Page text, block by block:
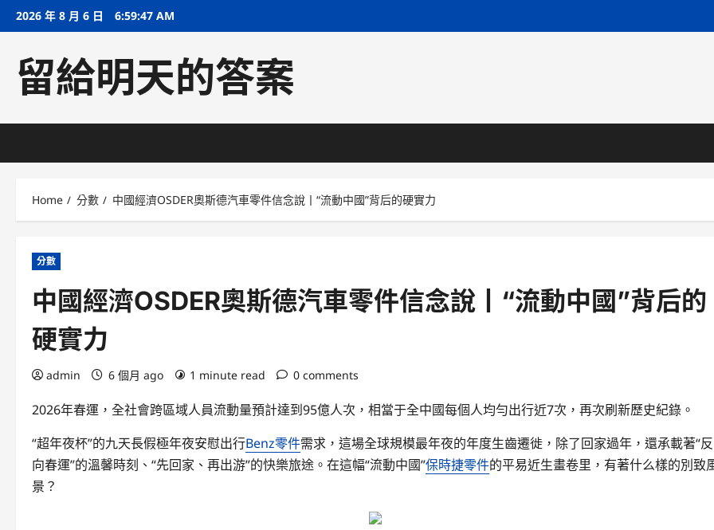
Skip2026 年 8 月 6 日 6:59:48 AM
留給明天的答案
Home 分數 中國經濟OSDER奧斯德汽車零件信念說丨“流動中國”背后的硬實力
分數
中國經濟OSDER奧斯德汽車零件信念說丨“流動中國”背后的
硬實力
admin 6 個月 ago 1 minute read 0 comments
2026年春運，全社會跨區域人員流動量預計達到95億人次，相當于全中國每個人均勻出行近7次，再次刷新歷史紀錄。
“超年夜杯”的九天長假極年夜安慰出行Benz零件需求，這場全球規模最年夜的年度生齒遷徙，除了回家過年，還承載著“反
向春運”的溫馨時刻、“先回家、再出游”的快樂旅途。在這幅“流動中國”保時捷零件的平易近生畫卷里，有著什么樣的別致
景？